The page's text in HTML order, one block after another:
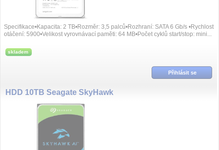
Specifikace•Kapacita: 2 TB•Rozměr: 3,5 palců•Rozhraní: SATA 6 Gb/s •Rychlost
otáčení: 5900•Velikost vyrovnávací paměti: 64 MB•Počet cyklů start/stop: mini...
skladem
Přihlásit se
HDD 10TB Seagate SkyHawk